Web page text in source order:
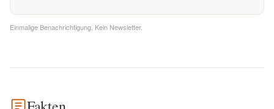
Einmalige Benachrichtigung. Kein Newsletter.